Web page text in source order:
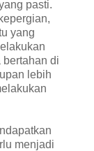
pasti.
yang
di
lebih
menjadi